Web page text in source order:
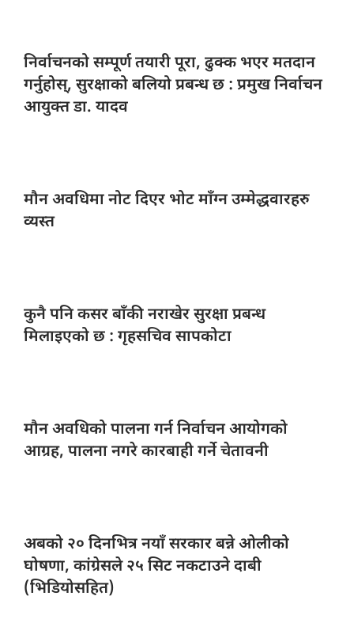
निर्वाचनको सम्पूर्णतयारी पूरा, ढुक्क भएर मतदान
गर्नुहोस्, सुरक्षाको बलियो प्रबन्ध छ : प्रमुख निर्वाचन
आयुक्त डा. यादव
मौन अवधिमानोट दिएर भोट माँग्न उम्मेद्धवारहरु
व्यस्त
कुनै पनिकसर बाँकी नराखेर सुरक्षा प्रबन्ध
मिलाइएको छ : गृहसचिव सापकोटा
मौन अवधिकोपालना गर्न निर्वाचन आयोगको
आग्रह, पालना नगरे कारबाही गर्ने चेतावनी
अबको २० दिनभित्र नयाँ सरकार बन्ने ओलीको
घोषणा, कांग्रेसले २५ सिट नकटाउने दाबी
(भिडियोसहित)